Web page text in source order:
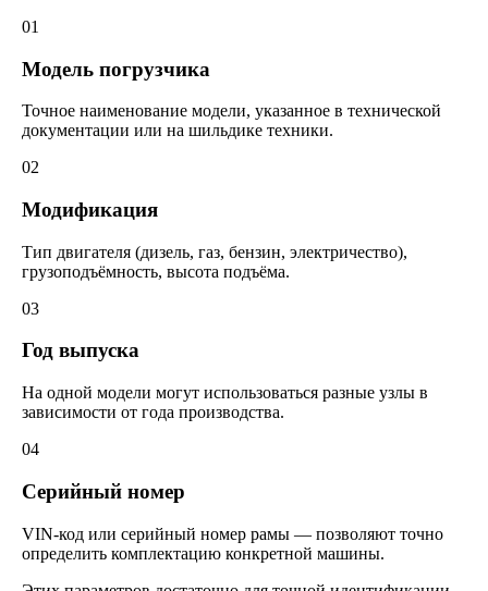
01
Модель погрузчика
Точное наименование модели, указанное в технической
документации или на шильдике техники.
02
Модификация
Тип двигателя (дизель, газ, бензин, электричество),
грузоподъёмность, высота подъёма.
03
Год выпуска
На одной модели могут использоваться разные узлы в
зависимости от года производства.
04
Серийный номер
VIN-код или серийный номер рамы — позволяют точно
определить комплектацию конкретной машины.